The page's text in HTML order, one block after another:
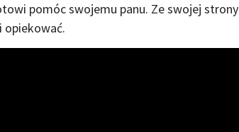
pomóc swojemu panu. Ze swojej strony
opiekować.